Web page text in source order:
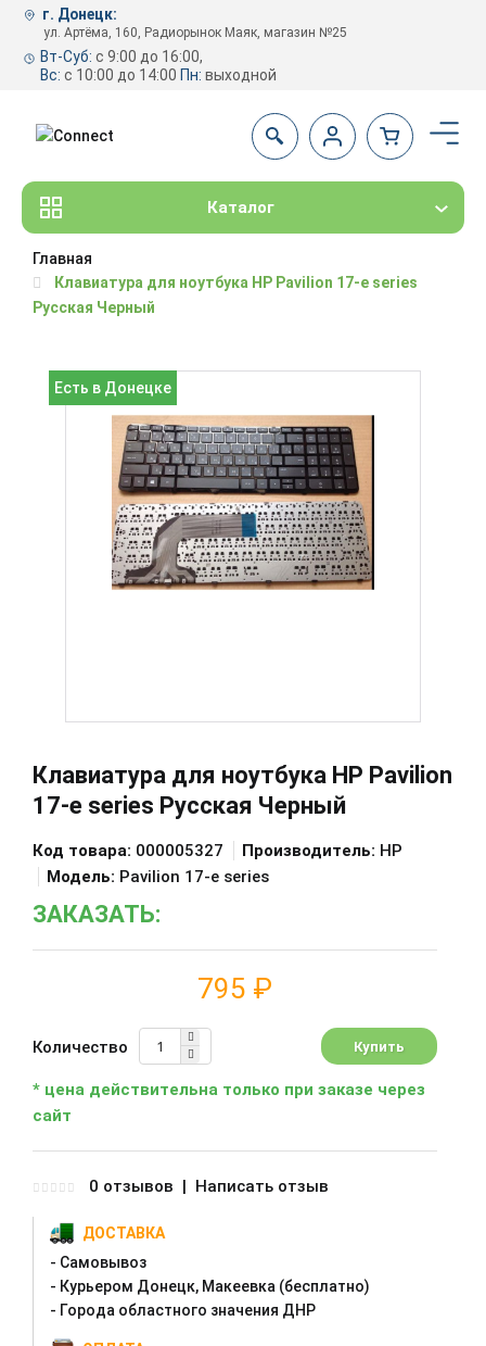
г. Донецк:
ул. Артёма, 160, Радиорынок Маяк, магазин №25
Вт-Суб: с 9:00 до 16:00,
Вс: с 10:00 до 14:00 Пн: выходной
Каталог
Главная
Клавиатура для ноутбука HP Pavilion 17-e series
Русская Черный
Есть в Донецке
Клавиатура для ноутбука HP Pavilion
17-e series Русская Черный
Код товара: 000005327 Производитель: HP
Модель: Pavilion 17-e series
ЗАКАЗАТЬ:
795 ₽
Количество
* цена действительна только при заказе через
сайт
0 отзывов | Написать отзыв
ДОСТАВКА
- Самовывоз
- Курьером Донецк, Макеевка (бесплатно)
- Города областного значения ДНР